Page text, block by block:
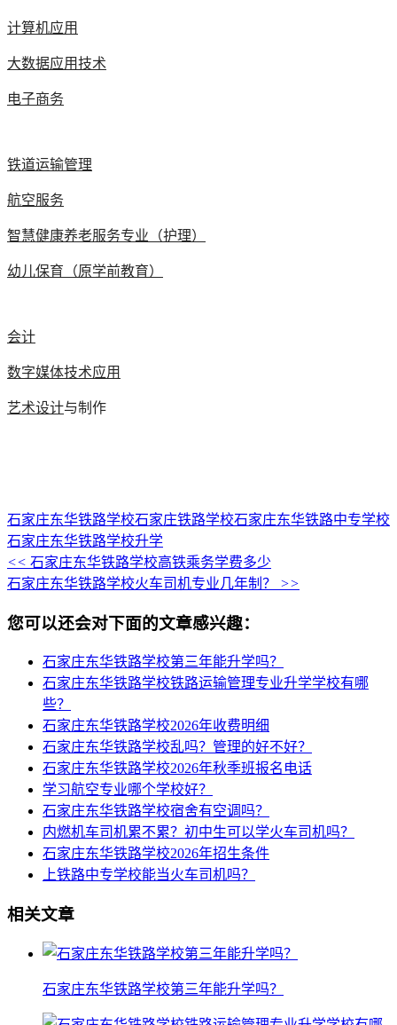
计算机应用
大数据应用技术
电子商务
铁道运输管理
航空服务
智慧健康养老服务专业（护理）
幼儿保育（原学前教育）
会计
数字媒体技术应用
艺术设计与制作
石家庄东华铁路学校石家庄铁路学校石家庄东华铁路中专学校
石家庄东华铁路学校升学
<< 石家庄东华铁路学校高铁乘务学费多少
石家庄东华铁路学校火车司机专业几年制？ >>
您可以还会对下面的文章感兴趣：
石家庄东华铁路学校第三年能升学吗？
石家庄东华铁路学校铁路运输管理专业升学学校有哪
些？
石家庄东华铁路学校2026年收费明细
石家庄东华铁路学校乱吗？管理的好不好？
石家庄东华铁路学校2026年秋季班报名电话
学习航空专业哪个学校好？
石家庄东华铁路学校宿舍有空调吗？
内燃机车司机累不累？初中生可以学火车司机吗？
石家庄东华铁路学校2026年招生条件
上铁路中专学校能当火车司机吗？
相关文章
石家庄东华铁路学校第三年能升学吗？